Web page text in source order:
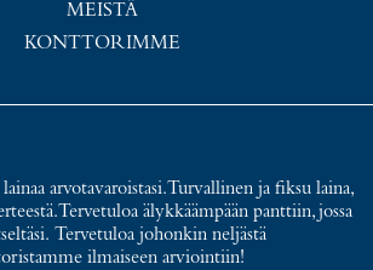
MEISTÄ
KONTTORIMME
arvotavaroistasi. Turvallinen ja fiksu laina,
Tervetuloa älykkäämpään panttiin, jossa
Tervetuloa johonkin neljästä
ilmaiseen arviointiin!